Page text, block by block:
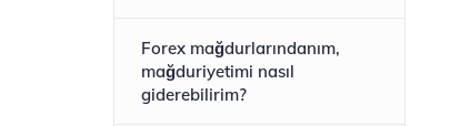
Forex mağdurlarındanım,
mağduriyetimi nasıl
giderebilirim?